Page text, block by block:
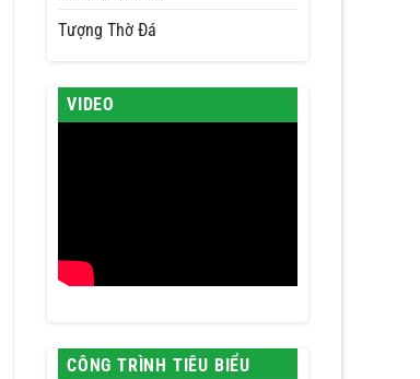
Tượng Thờ Đá
VIDEO
CÔNG TRÌNH TIÊU BIỂU